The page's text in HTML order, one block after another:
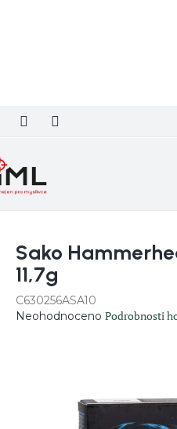
Sako
11,7g
C630256ASA10
Průměrné
Neohodnoceno Podrobnosti